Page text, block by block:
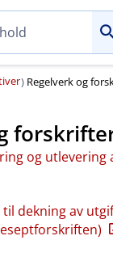
) Regelverk og
og utlevering
dekning av